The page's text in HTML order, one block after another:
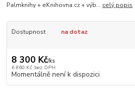
Palmknihy + eKnihovna.cz + výb... celý popis
Dostupnost na dotaz
8 300 Kč/ks
6 860 Kč bez DPH
Momentálně není k dispozici